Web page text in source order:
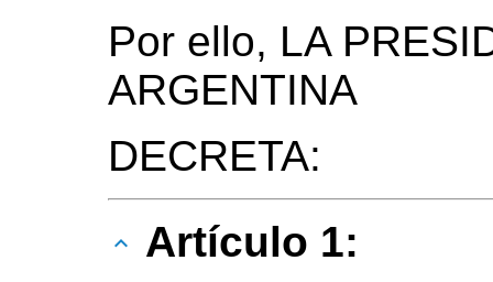
Por ello, LA
ARGENTINA
DECRETA:
Artículo 1: